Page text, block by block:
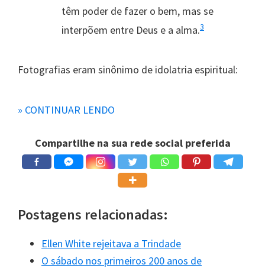
têm poder de fazer o bem, mas se
interpõem entre Deus e a alma.3
Fotografias eram sinônimo de idolatria espiritual:
com a idolatria espiritual. […] Sofro
em ver as fotografias se
multiplicarem e penduradas em todo
Ellen comete o pecado e pede
perdão
» CONTINUAR LENDO
Compartilhe na sua rede social preferida
Postagens relacionadas:
Ellen White rejeitava a Trindade
O sábado nos primeiros 200 anos de